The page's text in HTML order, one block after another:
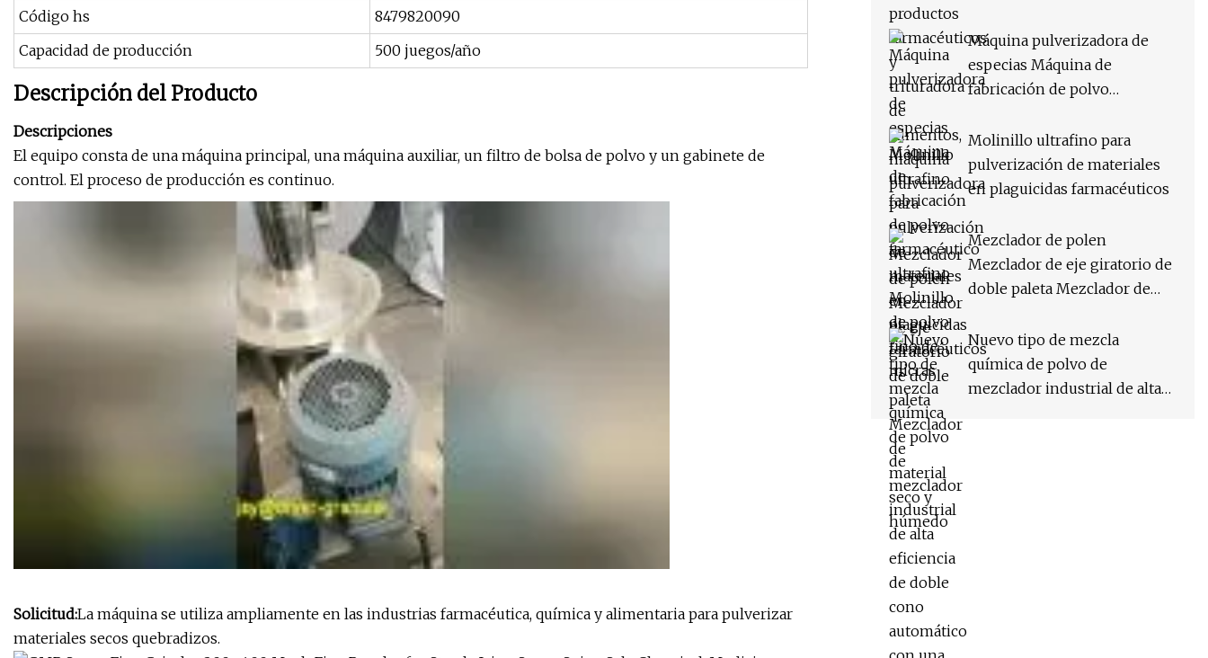
Código hs
8479820090
Capacidad de producción
500 juegos/año
Descripción del Producto
Descripciones
El equipo consta de una máquina principal, una máquina auxiliar, un filtro de bolsa de polvo y un gabinete de
control. El proceso de producción es continuo.
Solicitud:La máquina se utiliza ampliamente en las industrias farmacéutica, química y alimentaria para pulverizar
materiales secos quebradizos.
Máquina pulverizadora de
especias Máquina de
fabricación de polvo
Molinillo de polvo fino de
micras
Molinillo ultrafino para
pulverización de materiales
en plaguicidas farmacéuticos
Mezclador de polen
Mezclador de eje giratorio de
doble paleta Mezclador de
Nuevo tipo de mezcla
química de polvo de
mezclador industrial de alta